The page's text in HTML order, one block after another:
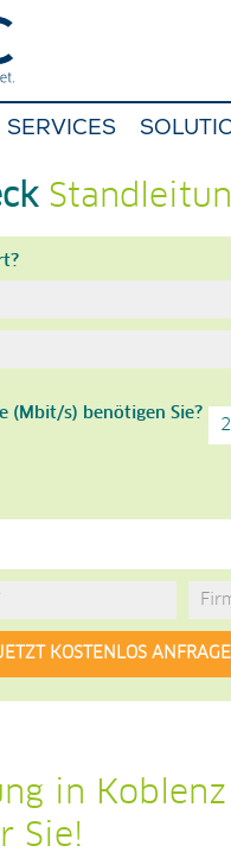
SERVICES
(Mbit/s) benötigen Sie?
in
Sie!